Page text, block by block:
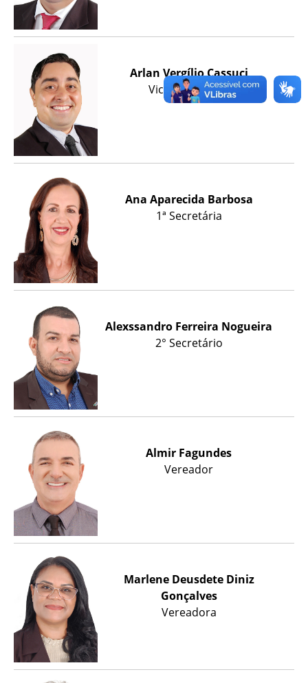
Arlan Vergílio Cassuci
Vice-Presidente
Ana Aparecida Barbosa
1ª Secretária
Alexssandro Ferreira Nogueira
2° Secretário
Almir Fagundes
Vereador
Marlene Deusdete Diniz
Gonçalves
Vereadora